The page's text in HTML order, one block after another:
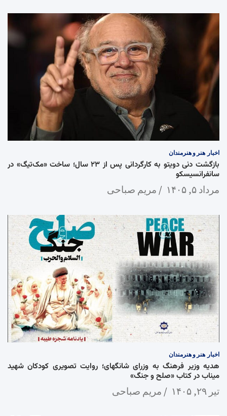
اخبار هنر و هنرمندان
بازگشت دنی دویتو به کارگردانی پس از ۲۳ سال؛ ساخت «مک‌تیگ» در
سانفرانسیسکو
مرداد ۵, ۱۴۰۵ مریم صباحی
اخبار هنر و هنرمندان
هدیه وزیر فرهنگ به وزرای شانگهای؛ روایت تصویری کودکان شهید
میناب در کتاب «صلح و جنگ»
تیر ۲۹, ۱۴۰۵ مریم صباحی